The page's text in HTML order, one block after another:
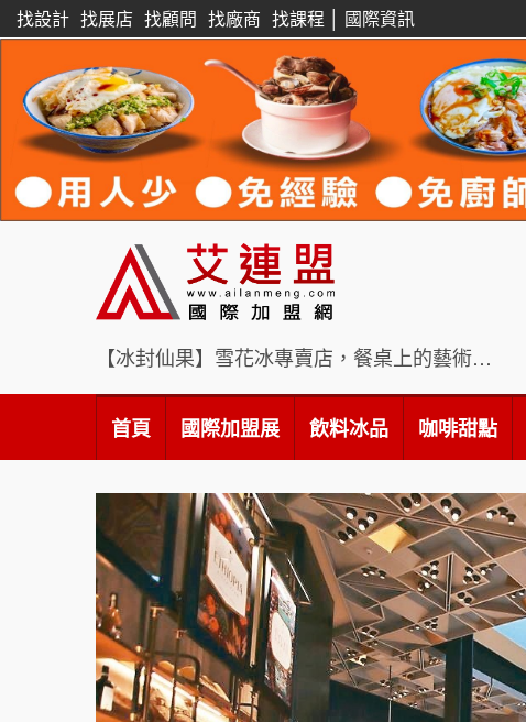
找設計 找展店 找顧問 找廠商 找課程 國際資訊
【冰封仙果】雪花冰專賣店，餐桌上的藝術饗宴
首頁 國際加盟展 飲料冰品 咖啡甜點